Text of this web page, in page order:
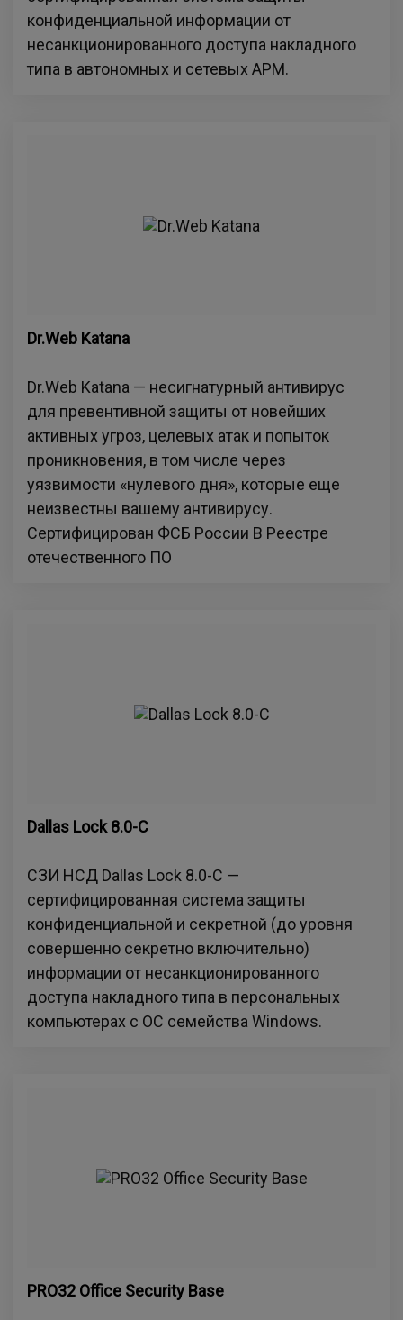
конфиденциальной информации от
несанкционированного доступа накладного
типа в автономных и сетевых АРМ.
Dr.Web Katana
Dr.Web Katana — несигнатурный антивирус
для превентивной защиты от новейших
активных угроз, целевых атак и попыток
проникновения, в том числе через
уязвимости «нулевого дня», которые еще
неизвестны вашему антивирусу.
Сертифицирован ФСБ России В Реестре
отечественного ПО
Dallas Lock 8.0-С
СЗИ НСД Dallas Lock 8.0-C —
сертифицированная система защиты
конфиденциальной и секретной (до уровня
совершенно секретно включительно)
информации от несанкционированного
доступа накладного типа в персональных
компьютерах с ОС семейства Windows.
PRO32 Office Security Base